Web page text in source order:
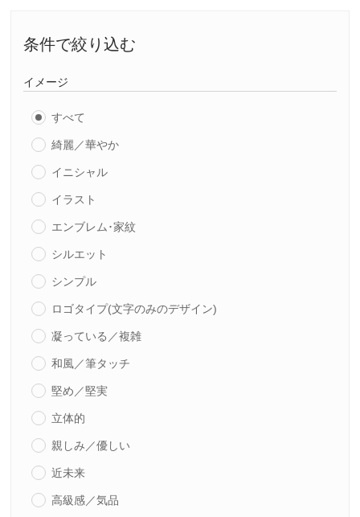
条件で絞り込む
イメージ
すべて
綺麗／華やか
イニシャル
イラスト
エンブレム･家紋
シルエット
シンプル
ロゴタイプ(文字のみのデザイン)
凝っている／複雑
和風／筆タッチ
堅め／堅実
立体的
親しみ／優しい
近未来
高級感／気品